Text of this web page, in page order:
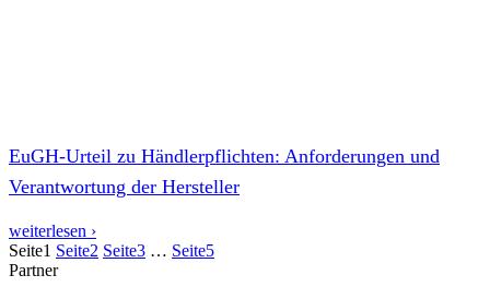
EuGH-Urteil zu Händlerpflichten: Anforderungen und
Verantwortung der Hersteller
weiterlesen ›
Seite1 Seite2 Seite3 … Seite5
Partner